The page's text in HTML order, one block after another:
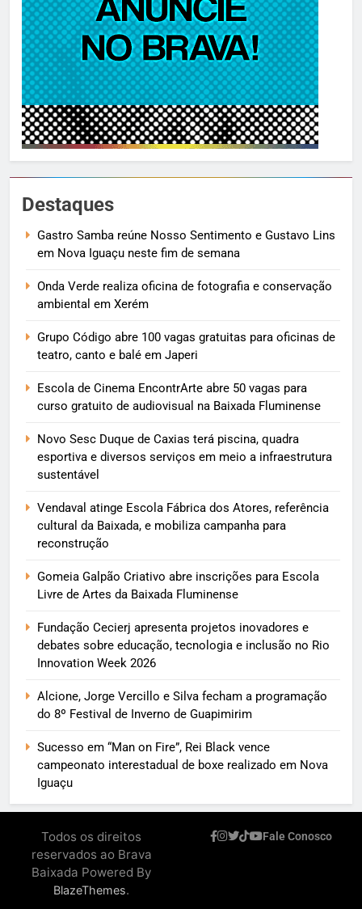
Destaques
Gastro Samba reúne Nosso Sentimento e Gustavo Lins
em Nova Iguaçu neste fim de semana
Onda Verde realiza oficina de fotografia e conservação
ambiental em Xerém
Grupo Código abre 100 vagas gratuitas para oficinas de
teatro, canto e balé em Japeri
Escola de Cinema EncontrArte abre 50 vagas para
curso gratuito de audiovisual na Baixada Fluminense
Novo Sesc Duque de Caxias terá piscina, quadra
esportiva e diversos serviços em meio a infraestrutura
sustentável
Vendaval atinge Escola Fábrica dos Atores, referência
cultural da Baixada, e mobiliza campanha para
reconstrução
Gomeia Galpão Criativo abre inscrições para Escola
Livre de Artes da Baixada Fluminense
Fundação Cecierj apresenta projetos inovadores e
debates sobre educação, tecnologia e inclusão no Rio
Innovation Week 2026
Alcione, Jorge Vercillo e Silva fecham a programação
do 8º Festival de Inverno de Guapimirim
Sucesso em “Man on Fire”, Rei Black vence
campeonato interestadual de boxe realizado em Nova
Iguaçu
Todos os direitos
reservados ao Brava
Baixada Powered By
BlazeThemes.
Fale Conosco